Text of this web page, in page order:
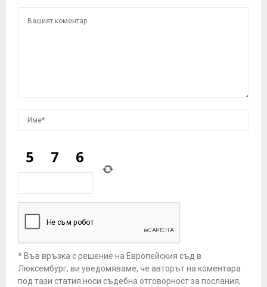
* Във връзка с решение на Европейския съд в
Люксембург, ви уведомяваме, че авторът на коментара
под тази статия носи съдебна отговорност за послания,